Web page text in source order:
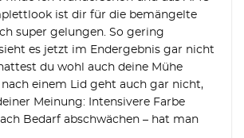
ist dir für die bemängelte
super gelungen. So gering
es jetzt im Endergebnis gar nicht
du wohl auch deine Mühe
einem Lid geht auch gar nicht,
Meinung: Intensivere Farbe
Bedarf abschwächen – hat man